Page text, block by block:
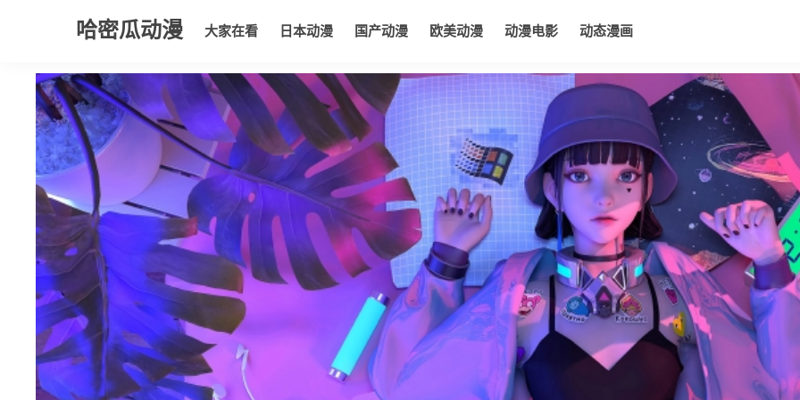
哈密瓜动漫 大家在看 日本动漫 国产动漫 欧美动漫 动漫电影 动态漫画
大家在看 日本动漫 国产动漫 欧美动漫 动漫电影 动态漫画